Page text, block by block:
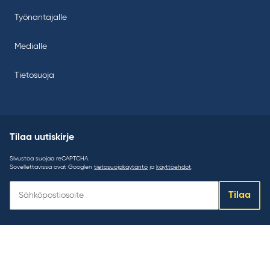
Työnantajalle
Medialle
Tietosuoja
Tilaa uutiskirje
Sivustoa suojaa reCAPTCHA.
Sovellettavissa ovat Googlen tietosuojakäytäntö ja käyttöehdot.
uutiskirje:
Tilaa